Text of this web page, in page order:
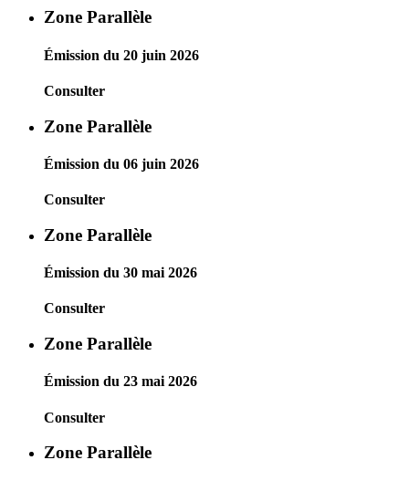
Zone Parallèle
Émission du 20 juin 2026
Consulter
Zone Parallèle
Émission du 06 juin 2026
Consulter
Zone Parallèle
Émission du 30 mai 2026
Consulter
Zone Parallèle
Émission du 23 mai 2026
Consulter
Zone Parallèle